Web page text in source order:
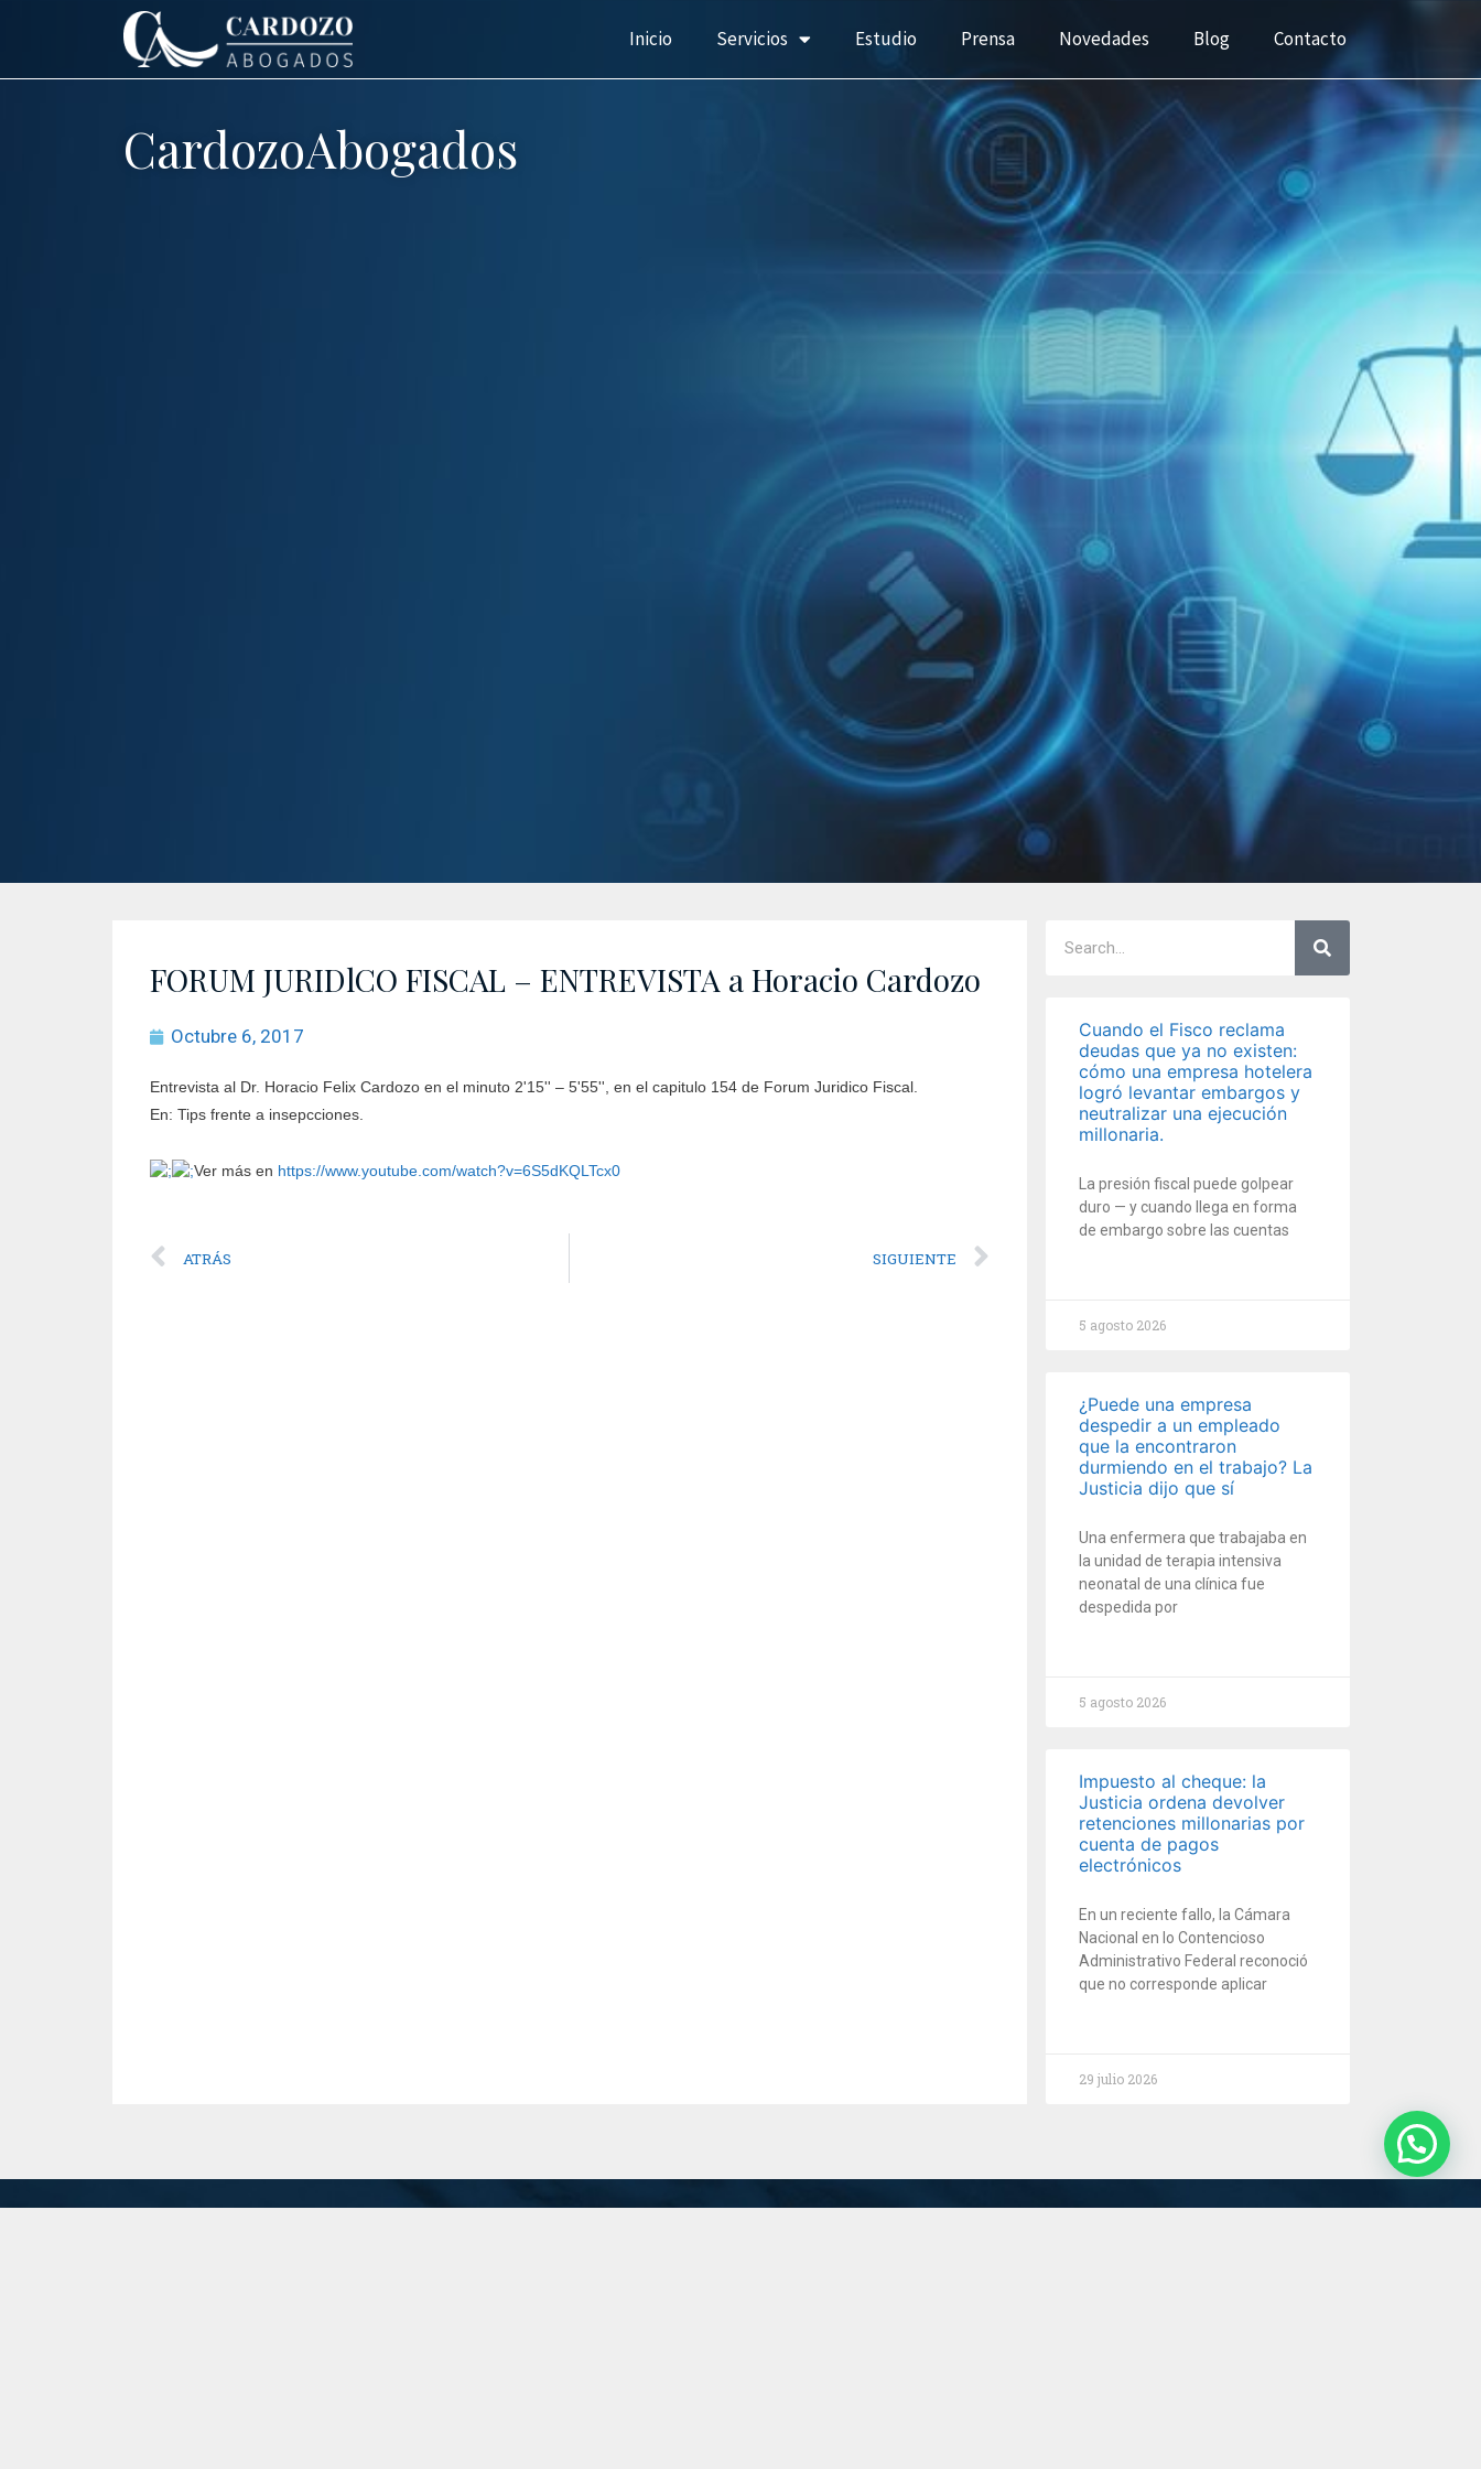
Inicio Servicios Estudio Prensa Novedades Blog Contacto
CardozoAbogados
FORUM JURIDlCO FISCAL – ENTREVISTA a Horacio Cardozo
Octubre 6, 2017
Entrevista al Dr. Horacio Felix Cardozo en el minuto 2'15'' – 5'55'', en el capitulo 154 de Forum Juridico Fiscal.
En: Tips frente a insepcciones.
Ver más en https://www.youtube.com/watch?v=6S5dKQLTcx0
ATRÁS SIGUIENTE
Cuando el Fisco reclama
deudas que ya no existen:
cómo una empresa hotelera
logró levantar embargos y
neutralizar una ejecución
millonaria.
La presión fiscal puede golpear
duro — y cuando llega en forma
de embargo sobre las cuentas
5 agosto 2026
¿Puede una empresa
despedir a un empleado
que la encontraron
durmiendo en el trabajo? La
Justicia dijo que sí
Una enfermera que trabajaba en
la unidad de terapia intensiva
neonatal de una clínica fue
despedida por
5 agosto 2026
Impuesto al cheque: la
Justicia ordena devolver
retenciones millonarias por
cuenta de pagos
electrónicos
En un reciente fallo, la Cámara
Nacional en lo Contencioso
Administrativo Federal reconoció
que no corresponde aplicar
29 julio 2026